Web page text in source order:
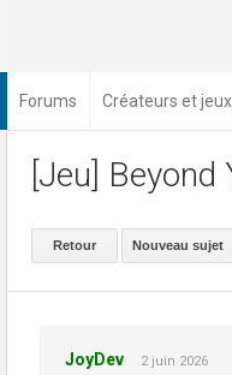
Forums Créateurs et
[Jeu]
Retour Nouveau sujet
JoyDev 2 juin 2026